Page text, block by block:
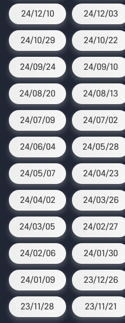
24/12/10 24/12/03
24/10/29 24/10/22
24/09/24 24/09/10
24/08/20 24/08/13
24/07/09 24/07/02
24/06/04 24/05/28
24/05/07 24/04/23
24/04/02 24/03/26
24/03/05 24/02/27
24/02/06 24/01/30
24/01/09 23/12/26
23/11/28 23/11/21